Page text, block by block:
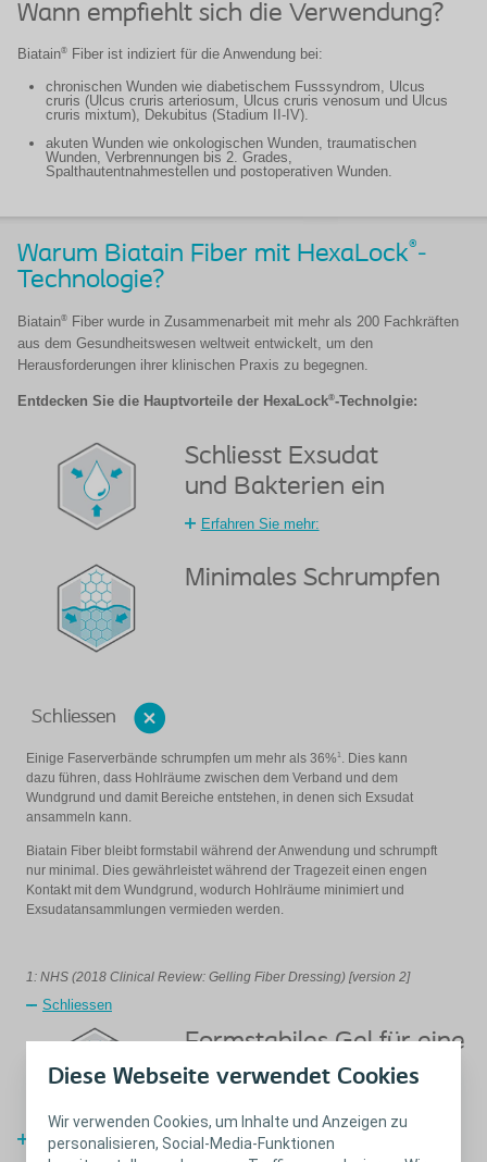
Diese Webseite verwendet Cookies
Wir verwenden Cookies, um Inhalte und Anzeigen zu
personalisieren, Social-Media-Funktionen
Wann empfiehlt sich die Verwendung?
Biatain®
Fiber ist indiziert für die Anwendung bei:
chronischen Wunden wie diabetischem Fusssyndrom, Ulcus
cruris (Ulcus cruris arteriosum, Ulcus cruris venosum und Ulcus
cruris mixtum), Dekubitus (Stadium II-IV).
akuten Wunden wie onkologischen Wunden, traumatischen
Wunden, Verbrennungen bis 2. Grades,
Spalthautentnahmestellen und postoperativen Wunden.
Warum Biatain Fiber mit HexaLock®-
Technologie?
Biatain®
Fiber wurde in Zusammenarbeit mit mehr als 200 Fachkräften
aus dem Gesundheitswesen weltweit entwickelt, um den
Herausforderungen ihrer klinischen Praxis zu begegnen.
Entdecken Sie die Hauptvorteile der HexaLock®-Technolgie:
Schliesst Exsudat
und Bakterien ein
Erfahren Sie mehr:
Minimales Schrumpfen
Schliessen
Einige Faserverbände schrumpfen um mehr als 36%1
. Dies kann
dazu führen, dass Hohlräume zwischen dem Verband und dem
Wundgrund und damit Bereiche entstehen, in denen sich Exsudat
ansammeln kann.
Biatain Fiber bleibt formstabil während der Anwendung und schrumpft
nur minimal. Dies gewährleistet während der Tragezeit einen engen
Kontakt mit dem Wundgrund, wodurch Hohlräume minimiert und
Exsudatansammlungen vermieden werden.
1: NHS (2018 Clinical Review: Gelling Fiber Dressing) [version 2]
Schliessen
Formstabiles Gel für eine
einfache Entfernung in
Erfahren Sie mehr